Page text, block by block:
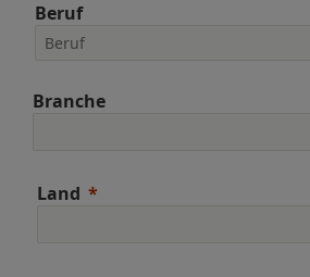
Beruf
Branche
Land